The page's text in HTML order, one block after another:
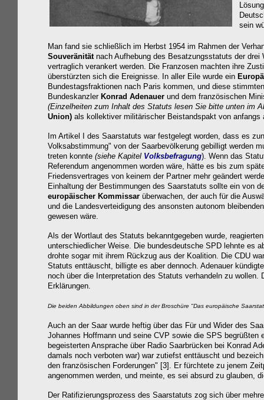
sein
Man fand sie schließlich im Herbst 1954 im Rahmen der
Souveränitätnach Aufhebung des Besatzungsstatuts der
vertraglich verankert werden. Die Franzosen machten ihre
überstürzten sich die Ereignisse. In aller Eile wurde ein
Bundestagsfraktionen nach Paris kommen, und diese
Bundeskanzler Konrad Adenauer und dem französischen
(Einzelheiten zum Inhalt des Statuts lesen Sie bitte unten im
Union) als kollektiver militärischer Beistandspakt von anfangs
Im Artikel I des Saarstatuts war festgelegt worden, dass es
Volksabstimmung" von der Saarbevölkerung gebilligt werden
treten konnte (siehe Kapitel Volksbefragung). Wenn das
Referendum angenommen worden wäre, hätte es bis zum
Friedensvertrages von keinem der Partner mehr geändert
Einhaltung der Bestimmungen des Saarstatuts sollte ein von
europäischer Kommissarüberwachen, der auch für die
und die Landesverteidigung des ansonsten autonom
gewesen wäre.
Als der Wortlaut des Statuts bekanntgegeben wurde,
unterschiedlicher Weise. Die bundesdeutsche SPD lehnte es
drohte sogar mit ihrem Rückzug aus der Koalition. Die CDU
Statuts enttäuscht, billigte es aber dennoch. Adenauer
noch über die Interpretation des Statuts verhandeln zu
Erklärungen.
Die beiden Abbildungen oben sind in der Broschüre "Das europäische
Auch an der Saar wurde heftig über das Für und Wider des
Johannes Hoffmann und seine CVP sowie die SPS begrüßten
begeisterten Ansprache über Radio Saarbrücken bei Konrad
damals noch verboten war) war zutiefst enttäuscht und
den französischen Forderungen" [3]. Erfürchtete zu jenem
angenommen werden, und meinte, es sei absurd zu glauben,
Der Ratifizierungsprozess des Saarstatuts zog sich über